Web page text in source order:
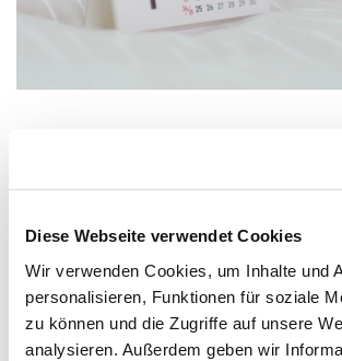
Diese Webseite verwendet Cookies
Wir verwenden Cookies, um Inhalte und
personalisieren, Funktionen für soziale
zu können und die Zugriffe auf unsere
analysieren. Außerdem geben wir
Mittwoch, 23. Dezember
17:00 Uhr
Friedenskirche, Lindenstraße
Schloß Holte-Stukenbrock